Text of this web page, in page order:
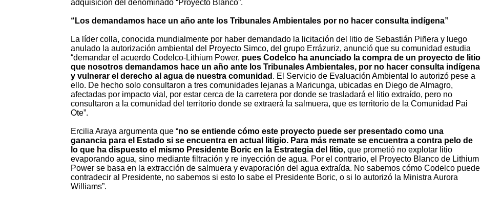
adquisición del denominado “Proyecto Blanco”.
“Los demandamos hace un año ante los Tribunales Ambientales por no hacer consulta indígena”
La líder colla, conocida mundialmente por haber demandado la licitación del litio de Sebastián Piñera y luego
anulado la autorización ambiental del Proyecto Simco, del grupo Errázuriz, anunció que su comunidad estudia
“demandar el acuerdo Codelco-Lithium Power, pues Codelco ha anunciado la compra de un proyecto de litio
que nosotros demandamos hace un año ante los Tribunales Ambientales, por no hacer consulta indígena
y vulnerar el derecho al agua de nuestra comunidad . El Servicio de Evaluación Ambiental lo autorizó pese a
ello. De hecho solo consultaron a tres comunidades lejanas a Maricunga, ubicadas en Diego de Almagro,
afectadas por impacto vial, por estar cerca de la carretera por donde se trasladará el litio extraído, pero no
consultaron a la comunidad del territorio donde se extraerá la salmuera, que es territorio de la Comunidad Pai
Ote”.
Ercilia Araya argumenta que “no se entiende cómo este proyecto puede ser presentado como una
ganancia para el Estado si se encuentra en actual litigio. Para más remate se encuentra a contra pelo de
lo que ha dispuesto el mismo Presidente Boric en la Estrategia del litio, que prometió no explotar litio
evaporando agua, sino mediante filtración y re inyección de agua. Por el contrario, el Proyecto Blanco de Lithium
Power se basa en la extracción de salmuera y evaporación del agua extraída. No sabemos cómo Codelco puede
contradecir al Presidente, no sabemos si esto lo sabe el Presidente Boric, o si lo autorizó la Ministra Aurora
Williams”.